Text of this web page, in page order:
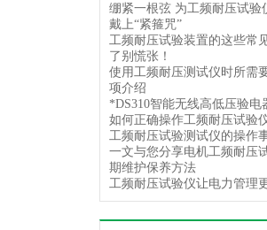
绷紧一根弦 为工频耐压试验
戴上“紧箍咒”
工频耐压试验装置的这些常
了别慌张！
使用工频耐压测试仪时所需
项介绍
*DS310智能无线高低压验电
如何正确操作工频耐压试验
工频耐压试验测试仪的操作
一文与您分享电机工频耐压
期维护保养方法
工频耐压试验仪让电力管理